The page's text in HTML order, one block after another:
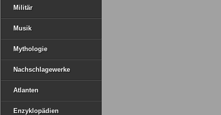
Militär
Musik
Mythologie
Nachschlagewerke
Atlanten
Enzyklopädien